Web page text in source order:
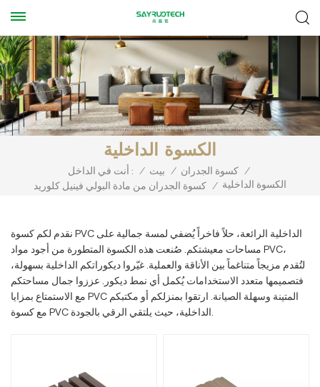
الكسوة الداخلية
أنت في الداخل : / بيت / كسوة الجدران /
كسوة الجدران من مادة البولي فينيل كلوريد / الكسوة الداخلية
نقدم لكم كسوة PVC الداخلية الرائعة، حلاً فاخراً يُضفي لمسة جمالية على
مساحات معيشتكم. صُنعت هذه الكسوة المتطورة من أجود مواد PVC،
لتُقدم مزيجاً متناغماً بين الأناقة والعملية. غيّروا ديكوراتكم الداخلية بسهولة،
فتصميمها متعدد الاستخدامات يُكمل أي نمط ديكور. عززوا جمال مساحتكم
مع الاستمتاع بمزايا PVC المتينة وسهلة الصيانة. ارتقوا بمنزلكم أو مكتبكم
مع كسوة PVC الداخلية، حيث يلتقي الرقي بالجودة.